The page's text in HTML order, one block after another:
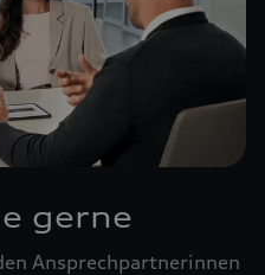
gerne
Ansprechpartnerinnen